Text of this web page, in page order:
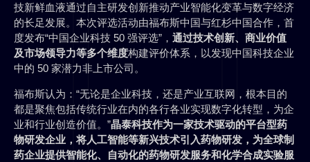
技新鲜血液通过自主研发创新推动产业智能化变革与数字经济
的长足发展。本次评选活动由福布斯中国与红杉中国合作，首
度发布“中国企业科技 50 强评选”， 通过技术创新、商业价值
及市场领导力等多个维度构建评价体系，以发现中国科技企业
中的 50 家潜力非上市公司。
福布斯认为：“无论是企业科技，还是产业互联网，根本目的
都是聚焦包括传统行业在内的各行各业实现数字化转型，为企
业和行业创造价值。”晶泰科技作为一家技术驱动的平台型药
物研发企业，将人工智能等新兴技术引入药物研发，为全球制
药企业提供智能化、自动化的药物研发服务和化学合成实验服